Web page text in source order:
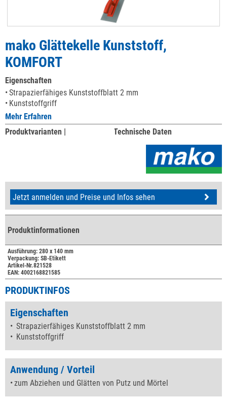
mako Glättekelle Kunststoff,
KOMFORT
Eigenschaften
Strapazierfähiges Kunststoffblatt 2 mm
Kunststoffgriff
Mehr Erfahren
Produktvarianten |
Technische Daten
Jetzt anmelden und Preise und Infos sehen
Produktinformationen
Ausführung: 280 x 140 mm
Verpackung: SB-Etikett
Artikel-Nr.821528
EAN: 4002168821585
PRODUKTINFOS
Eigenschaften
Strapazierfähiges Kunststoffblatt 2 mm
Kunststoffgriff
Anwendung / Vorteil
zum Abziehen und Glätten von Putz und Mörtel